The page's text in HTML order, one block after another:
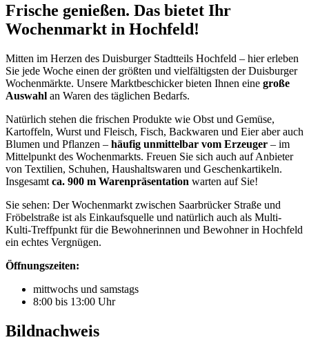
Frische genießen. Das bietet Ihr
Wochenmarkt in Hochfeld!
Mitten im Herzen des Duisburger Stadtteils Hochfeld – hier erleben
Sie jede Woche einen der größten und vielfältigsten der Duisburger
Wochenmärkte. Unsere Marktbeschicker bieten Ihnen eine große
Auswahl an Waren des täglichen Bedarfs.
Natürlich stehen die frischen Produkte wie Obst und Gemüse,
Kartoffeln, Wurst und Fleisch, Fisch, Backwaren und Eier aber auch
Blumen und Pflanzen – häufig unmittelbar vom Erzeuger – im
Mittelpunkt des Wochenmarkts. Freuen Sie sich auch auf Anbieter
von Textilien, Schuhen, Haushaltswaren und Geschenkartikeln.
Insgesamt ca. 900 m Warenpräsentation warten auf Sie!
Sie sehen: Der Wochenmarkt zwischen Saarbrücker Straße und
Fröbelstraße ist als Einkaufsquelle und natürlich auch als Multi-
Kulti-Treffpunkt für die Bewohnerinnen und Bewohner in Hochfeld
ein echtes Vergnügen.
Öffnungszeiten:
mittwochs und samstags
8:00 bis 13:00 Uhr
Bildnachweis